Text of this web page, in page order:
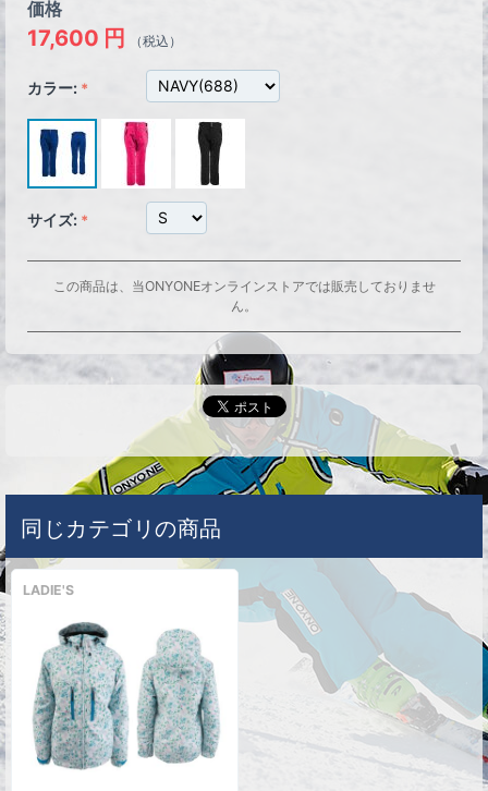
価格
17,600 円 （税込）
カラー:
サイズ:
この商品は、当ONYONEオンラインストアでは販売しておりませ
ん。
同じカテゴリの商品
LADIE'S